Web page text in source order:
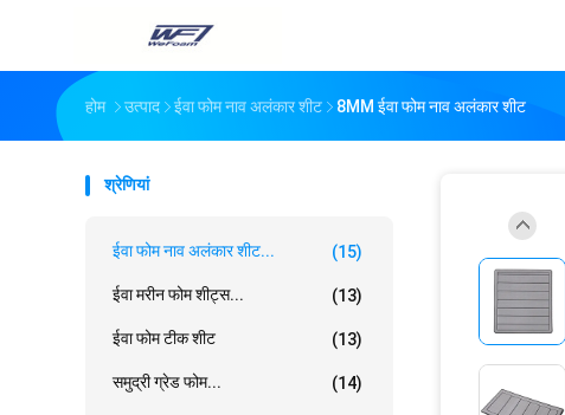
होम उत्पाद ईवा फोम नाव अलंकार शीट 8MM ईवा फोम नाव अलंकार शीट
श्रेणियां
ईवा फोम नाव अलंकार शीट... (15)
ईवा मरीन फोम शीट्स... (13)
ईवा फोम टीक शीट (13)
समुद्री ग्रेड फोम... (14)